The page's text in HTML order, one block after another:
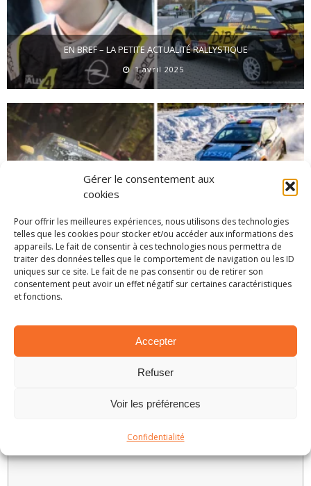
Gérer le consentement aux
cookies
Pour offrir les meilleures expériences, nous utilisons des technologies
telles que les cookies pour stocker et/ou accéder aux informations des
appareils. Le fait de consentir à ces technologies nous permettra de
traiter des données telles que le comportement de navigation ou les ID
uniques sur ce site. Le fait de ne pas consentir ou de retirer son
consentement peut avoir un effet négatif sur certaines caractéristiques
et fonctions.
Accepter
Refuser
Voir les préférences
Confidentialité
EN BREF – LA PETITE ACTUALITÉ RALLYSTIQUE
1 avril 2025
EN BREF – LA PETITE ACTUALITÉ RALLYSTIQUE
1 mars 2025
LAISSER UN COMMENTAIRE